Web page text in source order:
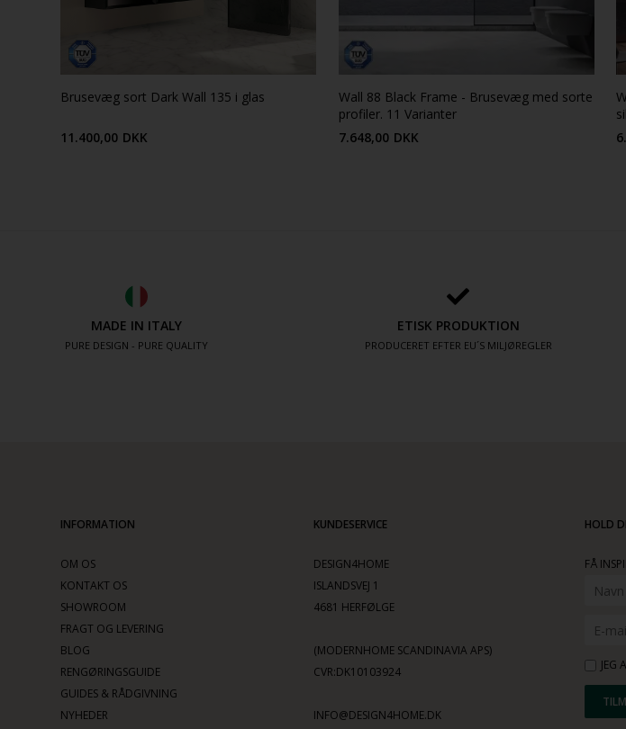
Brusevæg sort Dark Wall 135 i glas
11.400,00 DKK
Wall 88 Black Frame - Brusevæg med sorte
profiler. 11 Varianter
7.648,00 DKK
MADE IN ITALY
PURE DESIGN - PURE QUALITY
ETISK PRODUKTION
PRODUCERET EFTER EU´S MILJØREGLER
INFORMATION
OM OS
KONTAKT OS
SHOWROOM
FRAGT OG LEVERING
BLOG
RENGØRINGSGUIDE
GUIDES & RÅDGIVNING
NYHEDER
KUNDESERVICE
DESIGN4HOME
ISLANDSVEJ 1
4681 HERFØLGE
(MODERNHOME SCANDINAVIA APS)
CVR:DK10103924
INFO@DESIGN4HOME.DK
HOLD
FÅ
JEG